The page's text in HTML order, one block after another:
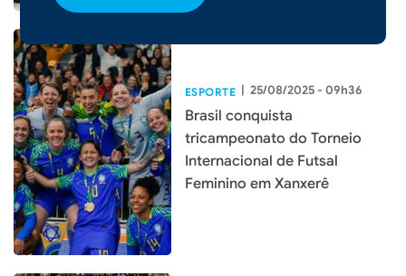
ESPORTE | 25/08/2025 - 09h36
Brasil conquista
tricampeonato do Torneio
Internacional de Futsal
Feminino em Xanxerê